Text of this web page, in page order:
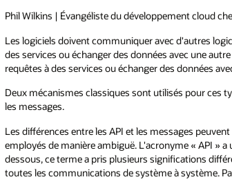
Phil Wilkins | Évangéliste du développement cloud
Les logiciels doivent communiquer avec d'autres
des services ou échanger des données avec une
requêtes à des services ou échanger des données
Deux mécanismes classiques sont utilisés pour ces
les messages.
Les différences entre les API et les messages
employés de manière ambiguë. L'acronyme « API »
dessous, ce terme a pris plusieurs significations
toutes les communications de système à système.